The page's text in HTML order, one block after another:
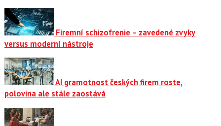
Firemní schizofrenie – zavedené zvyky
versus moderní nástroje
AI gramotnost českých firem roste,
polovina ale stále zaostává